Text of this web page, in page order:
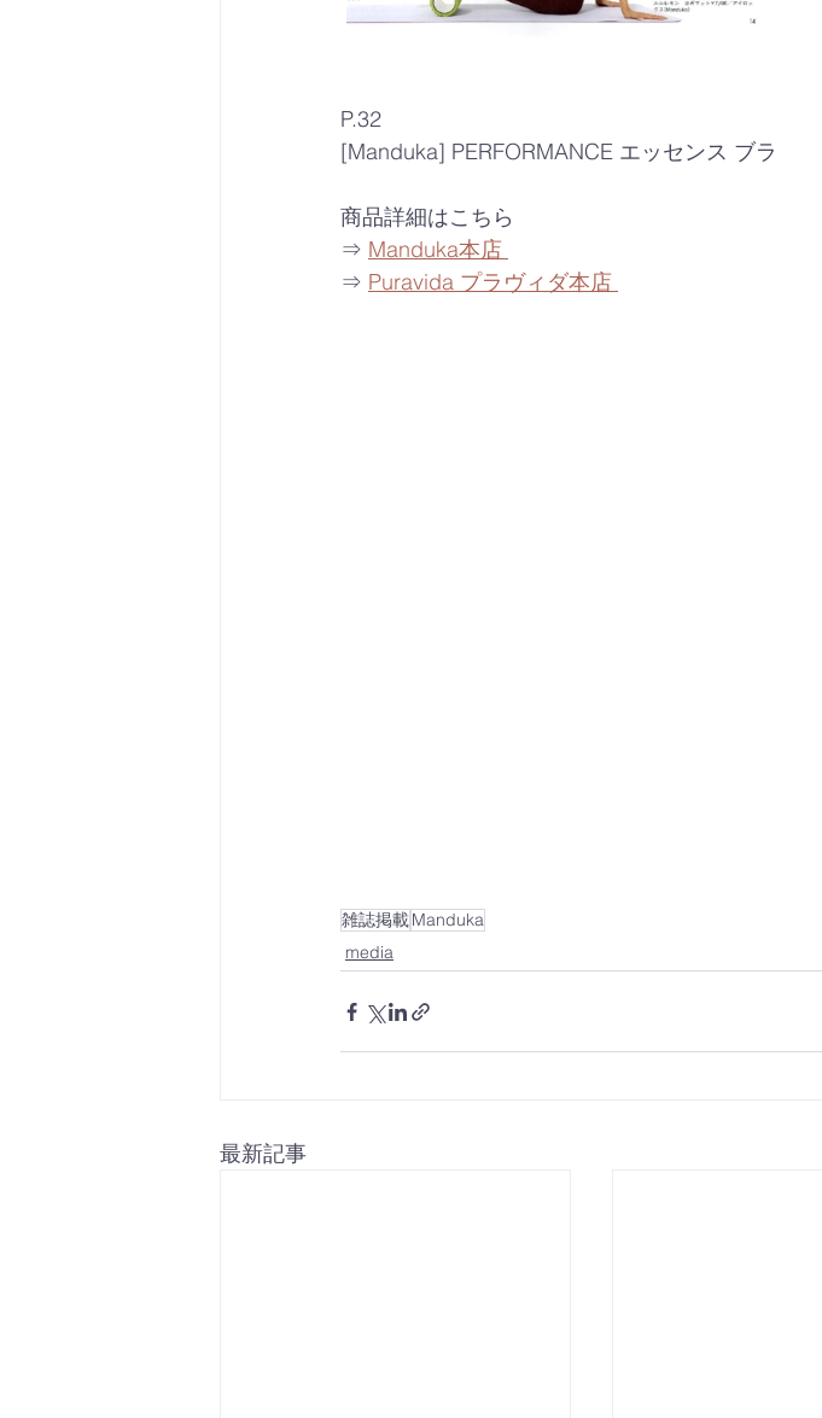
P.32
[Manduka] PERFORMANCE エッセンス ブラ
商品詳細はこちら
⇒ Manduka本店
⇒ Puravida プラヴィダ本店
雑誌掲載Manduka
media
最新記事